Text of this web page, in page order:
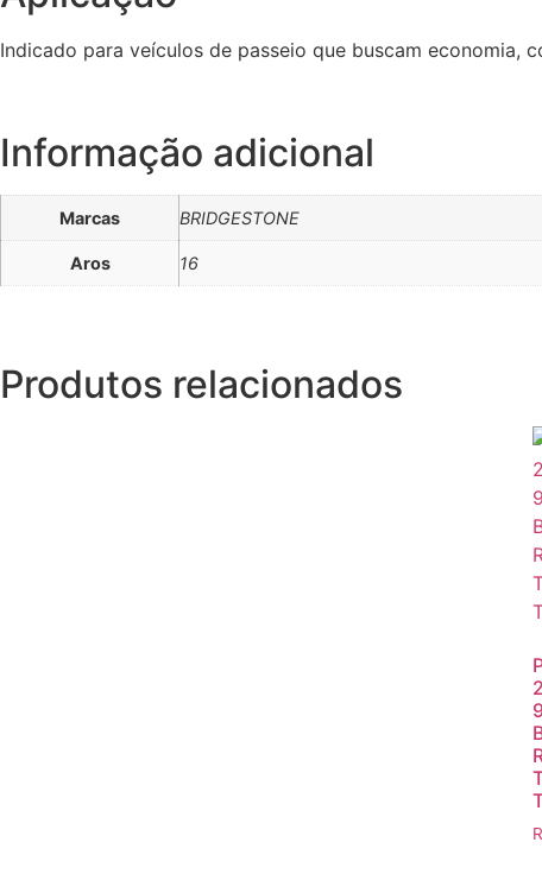
Indicado para veículos de passeio que buscam economia,
Informação adicional
Marcas BRIDGESTONE
Aros 16
Produtos relacionados